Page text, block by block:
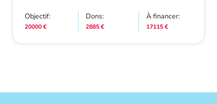
Objectif:
20000 €
Dons:
2885 €
À financer:
17115 €